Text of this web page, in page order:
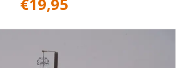
€19,95